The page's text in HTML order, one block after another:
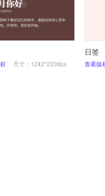
尺寸：1242*2208px
日签
查看版